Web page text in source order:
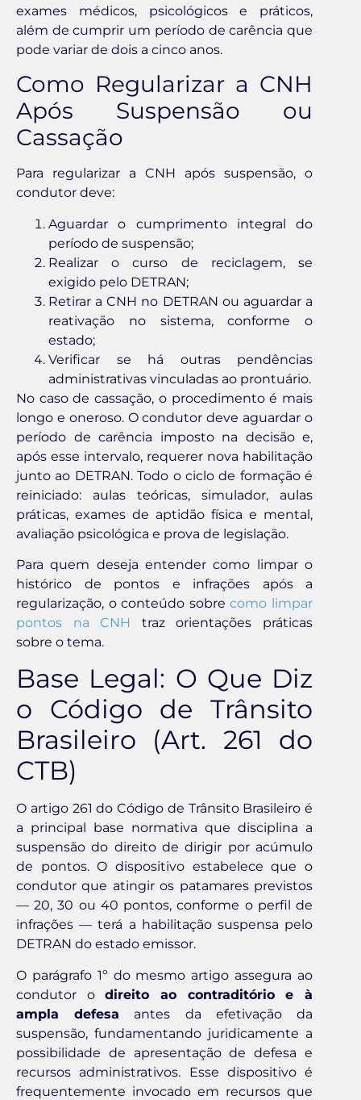
exames médicos, psicológicos e práticos,
além de cumprir um período de carência que
pode variar de dois a cinco anos.
Como Regularizar a CNH
Após Suspensão ou
Cassação
Para regularizar a CNH após suspensão, o
condutor deve:
Aguardar o cumprimento integral do
período de suspensão;
Realizar o curso de reciclagem, se
exigido pelo DETRAN;
Retirar a CNH no DETRAN ou aguardar a
reativação no sistema, conforme o
estado;
Verificar se há outras pendências
administrativas vinculadas ao prontuário.
No caso de cassação, o procedimento é mais
longo e oneroso. O condutor deve aguardar o
período de carência imposto na decisão e,
após esse intervalo, requerer nova habilitação
junto ao DETRAN. Todo o ciclo de formação é
reiniciado: aulas teóricas, simulador, aulas
práticas, exames de aptidão física e mental,
avaliação psicológica e prova de legislação.
Para quem deseja entender como limpar o
histórico de pontos e infrações após a
regularização, o conteúdo sobrecomo limpar
pontos na CNH traz orientações práticas
sobre o tema.
Base Legal: O Que Diz
o Código de Trânsito
Brasileiro (Art. 261 do
CTB)
O artigo 261 do Código de Trânsito Brasileiro é
a principal base normativa que disciplina a
suspensão do direito de dirigir por acúmulo
de pontos. O dispositivo estabelece que o
condutor que atingir os patamares previstos
— 20, 30 ou 40 pontos, conforme o perfil de
infrações — terá a habilitação suspensa pelo
DETRAN do estado emissor.
O parágrafo 1º do mesmo artigo assegura ao
condutor odireito ao contraditório e à
ampla defesa antes da efetivação da
suspensão, fundamentando juridicamente a
possibilidade de apresentação de defesa e
recursos administrativos. Esse dispositivo é
frequentemente invocado em recursos que